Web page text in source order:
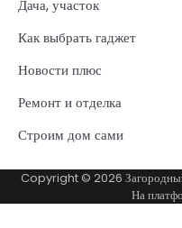
Дача, участок
Как выбрать гаджет
Новости плюс
Ремонт и отделка
Строим дом сами
Copyright © 2026
На